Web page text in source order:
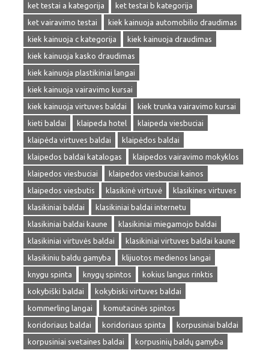
ket testai a kategorija
ket testai b kategorija
ket vairavimo testai
kiek kainuoja automobilio draudimas
kiek kainuoja c kategorija
kiek kainuoja draudimas
kiek kainuoja kasko draudimas
kiek kainuoja plastikiniai langai
kiek kainuoja vairavimo kursai
kiek kainuoja virtuves baldai
kiek trunka vairavimo kursai
kieti baldai
klaipeda hotel
klaipeda viesbuciai
klaipėda virtuves baldai
klaipėdos baldai
klaipedos baldai katalogas
klaipedos vairavimo mokyklos
klaipedos viesbuciai
klaipedos viesbuciai kainos
klaipedos viesbutis
klasikinė virtuvė
klasikines virtuves
klasikiniai baldai
klasikiniai baldai internetu
klasikiniai baldai kaune
klasikiniai miegamojo baldai
klasikiniai virtuvės baldai
klasikiniai virtuves baldai kaune
klasikiniu baldu gamyba
klijuotos medienos langai
knygu spinta
knygų spintos
kokius langus rinktis
kokybiški baldai
kokybiski virtuves baldai
kommerling langai
komutacinės spintos
koridoriaus baldai
koridoriaus spinta
korpusiniai baldai
korpusiniai svetaines baldai
korpusinių baldų gamyba